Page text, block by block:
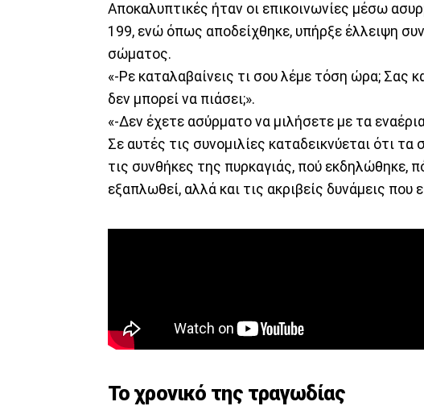
Αποκαλυπτικές ήταν οι επικοινωνίες μέσω
199, ενώ όπως αποδείχθηκε, υπήρξε έλλειψη
σώματος.
«-Ρε καταλαβαίνεις τι σου λέμε τόση ώρα; Σας
δεν μπορεί να πιάσει;».
«-Δεν έχετε ασύρματο να μιλήσετε με τα
Σε αυτές τις συνομιλίες καταδεικνύεται ότι
τις συνθήκες της πυρκαγιάς, πού εκδηλώθηκε,
εξαπλωθεί, αλλά και τις ακριβείς δυνάμεις που
Το χρονικό της τραγωδίας